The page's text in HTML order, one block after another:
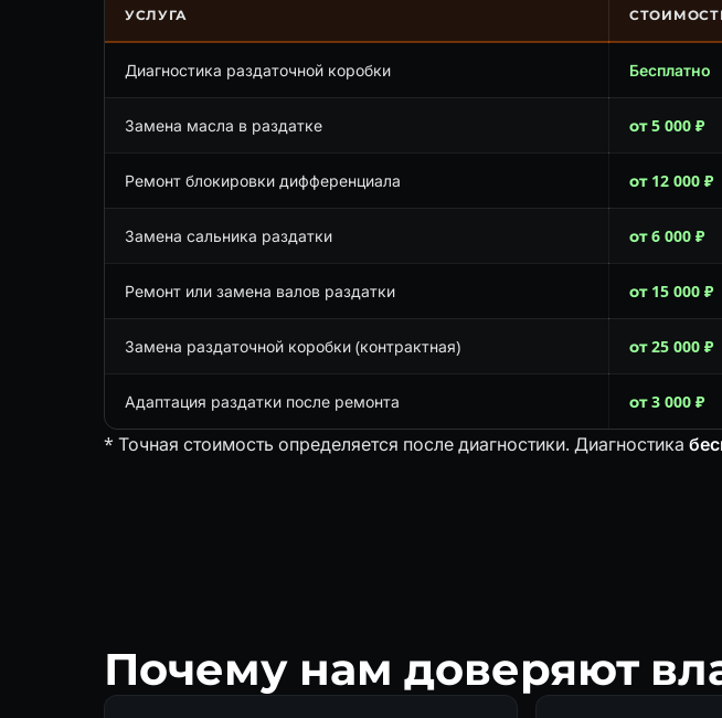
УСЛУГА
Диагностика раздаточной коробки Бесплатно
Замена масла в раздатке от 5 000 ₽
Ремонт блокировки дифференциала от 12 000 ₽
Замена сальника раздатки от 6 000 ₽
Ремонт или замена валов раздатки от 15 000 ₽
Замена раздаточной коробки (контрактная) от 25 000 ₽
Адаптация раздатки после ремонта от 3 000 ₽
* Точная стоимость определяется после диагностики. Диагностика
Почему нам доверяют